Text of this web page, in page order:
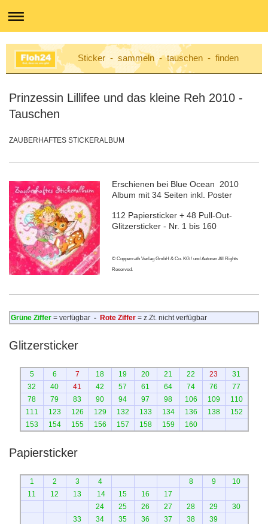
Sticker - sammeln - tauschen - finden
Prinzessin Lillifee und das kleine Reh 2010 -
Tauschen
ZAUBERHAFTES STICKERALBUM
Erschienen bei Blue Ocean 2010
Album mit 34 Seiten inkl. Poster
112 Papiersticker + 48 Pull-Out-
Glitzersticker - Nr. 1 bis 160
© Coppenrath Verlag GmbH & Co. KG / und Autoren All Rights
Reserved.
Grüne Ziffer = verfügbar - Rote Ziffer = z.Zt. nicht verfügbar
Glitzersticker
5 6 7 18 19 20 21 22 23
31
32
40 41 42 57 61 64 74 76
77
78
79 83 90 94 97 98 106 109
110
111
123 126 129 132 133 134 136 138
152
153
154 155 156 157 158 159 160
Papiersticker
1 2 3 4 8 9
10
11
12 13 14 15 16
17
24
25 26 27 28 29
30
33
34 35 36 37 38
39